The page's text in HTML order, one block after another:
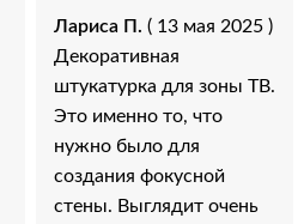
Лариса П. ( 13 мая 2025 )
Декоративная
штукатурка для зоны ТВ.
Это именно то, что
нужно было для
создания фокусной
стены. Выглядит очень